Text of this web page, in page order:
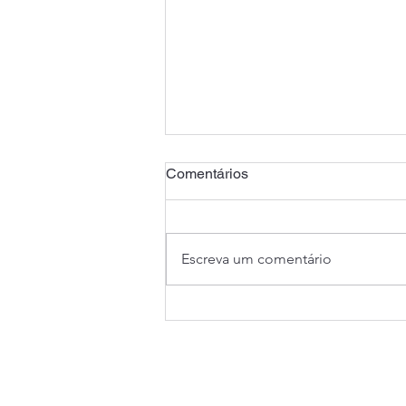
Comentários
Escreva um comentário